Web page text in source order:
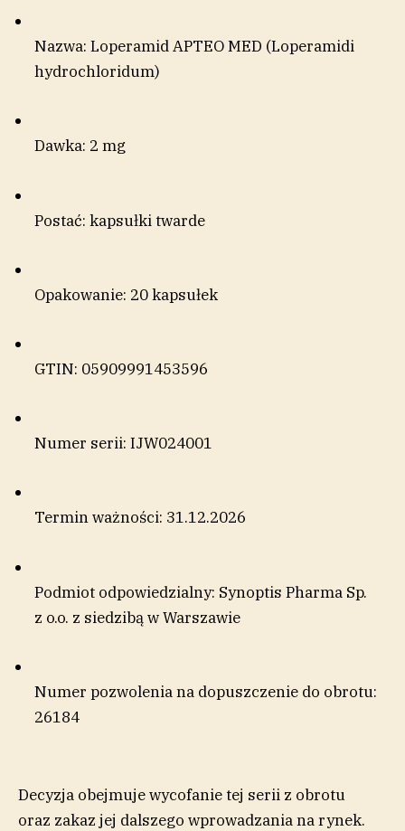
Nazwa: Loperamid APTEO MED (Loperamidi
hydrochloridum)
Dawka: 2 mg
Postać: kapsułki twarde
Opakowanie: 20 kapsułek
GTIN: 05909991453596
Numer serii: IJW024001
Termin ważności: 31.12.2026
Podmiot odpowiedzialny: Synoptis Pharma Sp.
z o.o. z siedzibą w Warszawie
Numer pozwolenia na dopuszczenie do obrotu:
26184
Decyzja obejmuje wycofanie tej serii z obrotu
oraz zakaz jej dalszego wprowadzania na rynek.